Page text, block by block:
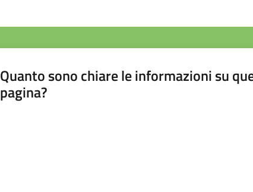
Quanto sono chiare le informazioni su
pagina?